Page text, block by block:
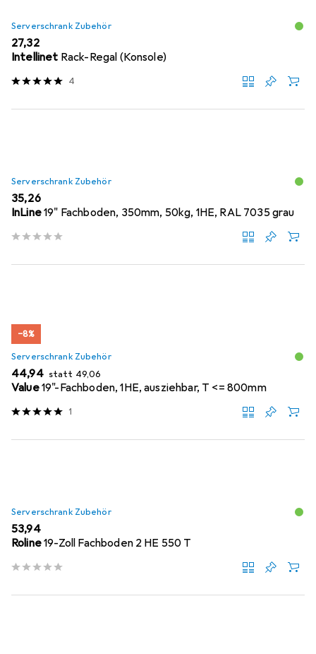
Serverschrank Zubehör
EUR
27,32
Intellinet Rack-Regal (Konsole)
4
Serverschrank Zubehör
EUR
35,26
InLine19" Fachboden, 350mm, 50kg, 1HE, RAL 7035 grau
−8%
Serverschrank Zubehör
EUR
44,94 statt EUR
49,06
Value19"-Fachboden, 1HE, ausziehbar, T <= 800mm
1
Serverschrank Zubehör
EUR
53,94
Roline19-Zoll Fachboden 2 HE 550 T